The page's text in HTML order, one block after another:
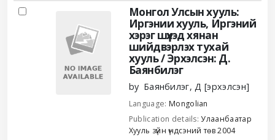
Results
Монгол Улсын хууль:
Иргэнии хууль, Иргэний
хэрэг шүүхэд хянан
шийдвэрлэх тухай
хууль /Эрхэлсэн: Д.
Баянбилэг
by Баянбилэг, Д [эрхэлсэн]
Language: Mongolian
Publication details:Улаанбаатар
Хууль зүйн үндсэний төв 2004